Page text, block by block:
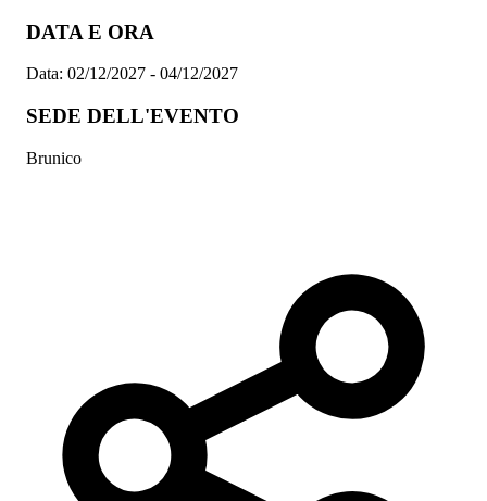
DATA E ORA
Data: 02/12/2027 - 04/12/2027
SEDE DELL'EVENTO
Brunico